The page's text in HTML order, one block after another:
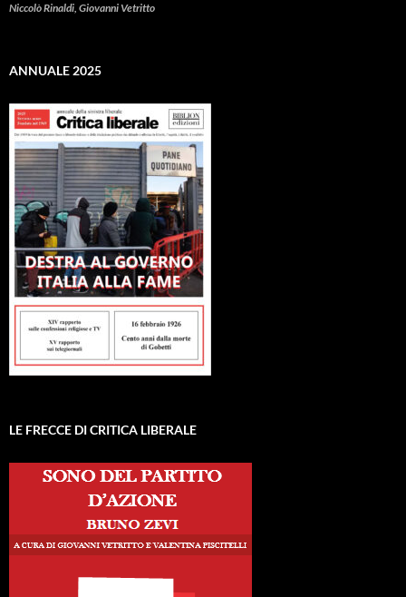
Niccolò Rinaldi, Giovanni Vetritto
ANNUALE 2025
LE FRECCE DI CRITICA LIBERALE